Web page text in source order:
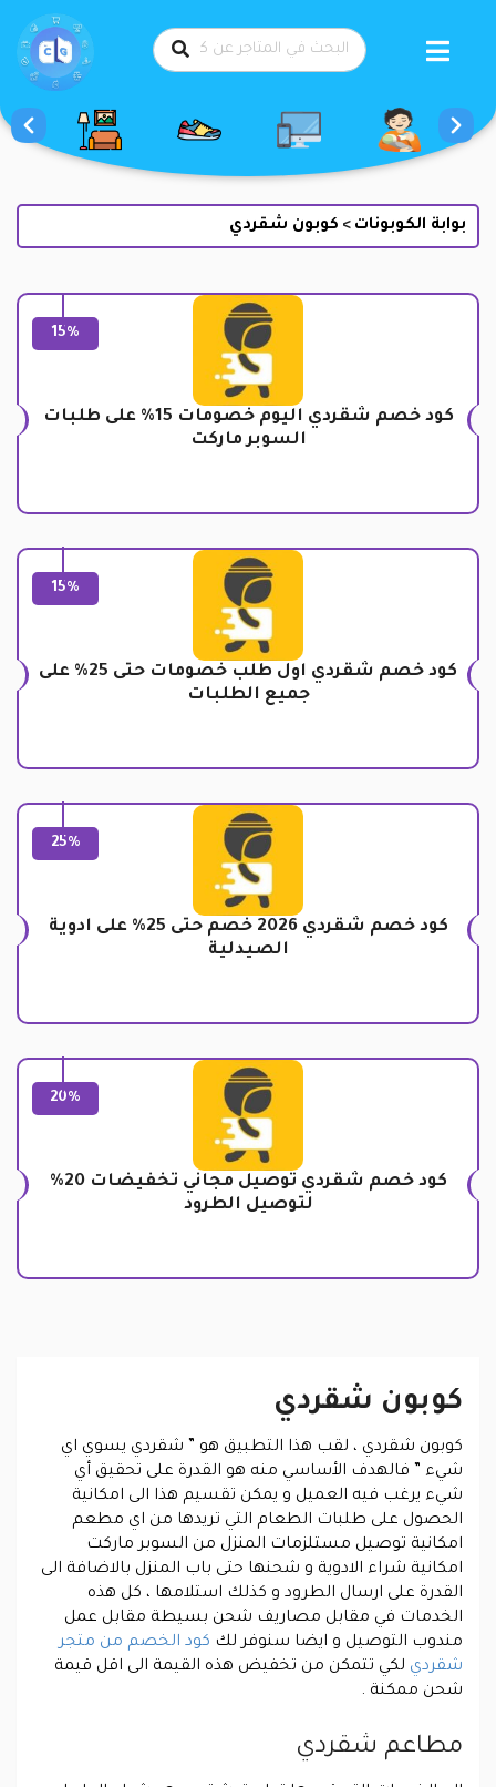
بوابة الكوبونات > كوبون شقردي
15%
كود خصم شقردي اليوم خصومات 15% على طلبات
السوبر ماركت
15%
كود خصم شقردي اول طلب خصومات حتى 25% على
جميع الطلبات
25%
كود خصم شقردي 2026 خصم حتى 25% على ادوية
الصيدلية
20%
كود خصم شقردي توصيل مجاني تخفيضات 20%
لتوصيل الطرود
كوبون شقردي
كوبون شقردي ، لقب هذا التطبيق هو ” شقردي يسوي اي
شيء ” فالهدف الأساسي منه هو القدرة على تحقيق أي
شيء يرغب فيه العميل و يمكن تقسيم هذا الى امكانية
الحصول على طلبات الطعام التي تريدها من اي مطعم
امكانية توصيل مستلزمات المنزل من السوبر ماركت
امكانية شراء الادوية و شحنها حتى باب المنزل بالاضافة الى
القدرة على ارسال الطرود و كذلك استلامها ، كل هذه
الخدمات في مقابل مصاريف شحن بسيطة مقابل عمل
مندوب التوصيل و ايضا سنوفر لك كود الخصم من متجر
شقردي لكي تتمكن من تخفيض هذه القيمة الى اقل قيمة
شحن ممكنة .
مطاعم شقردي